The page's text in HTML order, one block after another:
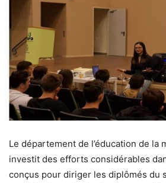
Le département de l’éducation de la
investit des efforts considérables
conçus pour diriger les diplômés du